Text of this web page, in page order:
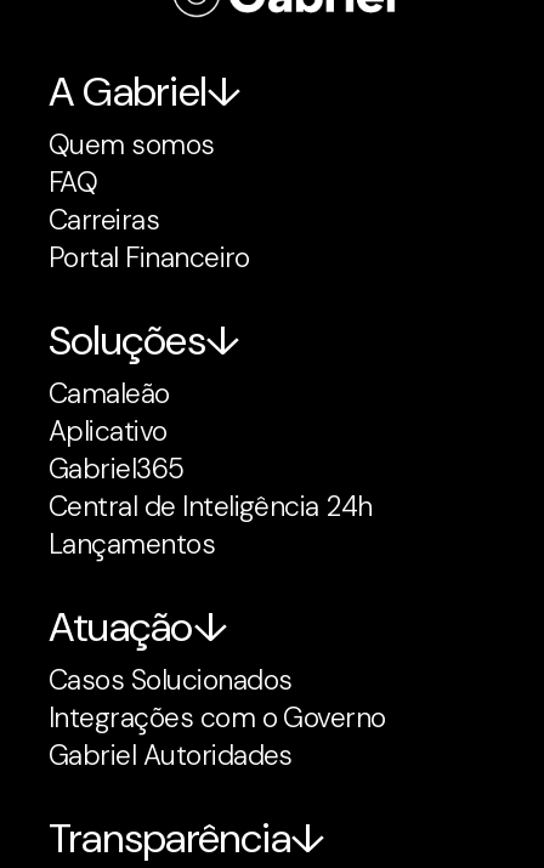
A Gabriel
Quem somos
FAQ
Carreiras
Portal Financeiro
Soluções
Camaleão
Aplicativo
Gabriel365
Central de Inteligência 24h
Lançamentos
Atuação
Casos Solucionados
Integrações com o Governo
Gabriel Autoridades
Transparência